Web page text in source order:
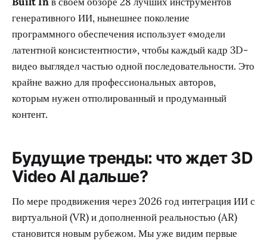
генеративного ИИ, нынешнее поколение
программного обеспечения использует «модели
латентной консистентности», чтобы каждый кадр 3D-
видео выглядел частью одной последовательности. Это
крайне важно для профессиональных авторов,
которым нужен отполированный и продуманный
контент.
Будущие тренды: что ждет 3D
Video AI дальше?
По мере продвижения через 2026 год интеграция ИИ с
виртуальной (VR) и дополненной реальностью (AR)
становится новым рубежом. Мы уже видим первые